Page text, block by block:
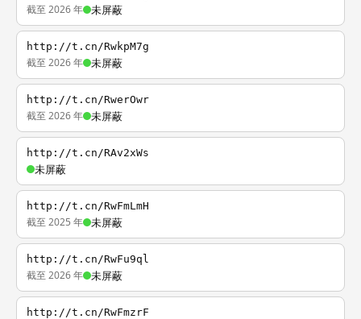
截至 2026 年 未屏蔽
http://t.cn/RwkpM7g
截至 2026 年 未屏蔽
http://t.cn/RwerOwr
截至 2026 年 未屏蔽
http://t.cn/RAv2xWs
未屏蔽
http://t.cn/RwFmLmH
截至 2025 年 未屏蔽
http://t.cn/RwFu9ql
截至 2026 年 未屏蔽
http://t.cn/RwFmzrF